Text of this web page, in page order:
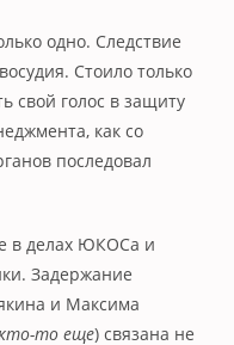
одно. Следствие
Стоило только
свой голос в защиту
как со
последовал
в делах ЮКОСа и
Задержание
и Максима
то еще) связана не